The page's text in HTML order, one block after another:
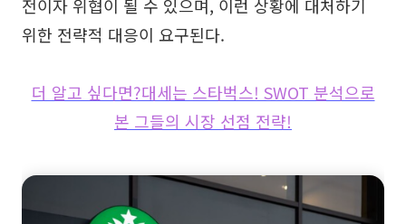
전이자 위협이 될 수 있으며, 이런 상황에 대처하기
위한 전략적 대응이 요구된다.
더 알고 싶다면?대세는 스타벅스! SWOT 분석으로
본 그들의 시장 선점 전략!